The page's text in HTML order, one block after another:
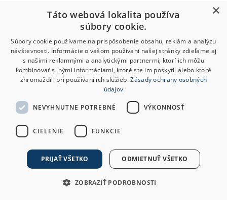
×
Táto webová lokalita používa
súbory cookie.
Súbory cookie používame na prispôsobenie obsahu, reklám a analýzu
návštevnosti. Informácie o vašom používaní našej stránky zdieľame aj
s našimi reklamnými a analytickými partnermi, ktorí ich môžu
kombinovať s inými informáciami, ktoré ste im poskytli alebo ktoré
zhromaždili pri používaní ich služieb.Zásady ochrany osobných
údajov
NEVYHNUTNE POTREBNÉ VÝKONNOSŤ
CIELENIE FUNKCIE
PRIJAŤ VŠETKO ODMIETNUŤ VŠETKO
ZOBRAZIŤ PODROBNOSTI